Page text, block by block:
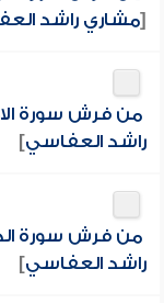
[مشاري راشد
من فرش سورة
راشد العفاسي]
من فرش سورة
راشد العفاسي]